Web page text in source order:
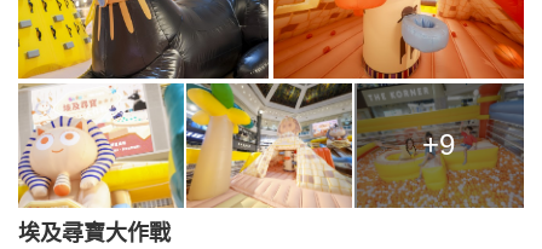
+9
埃及尋寶大作戰